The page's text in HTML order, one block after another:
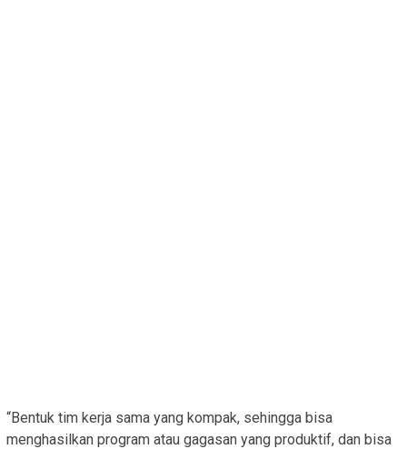
“Bentuk tim kerja sama yang kompak, sehingga bisa
menghasilkan program atau gagasan yang produktif, dan bisa